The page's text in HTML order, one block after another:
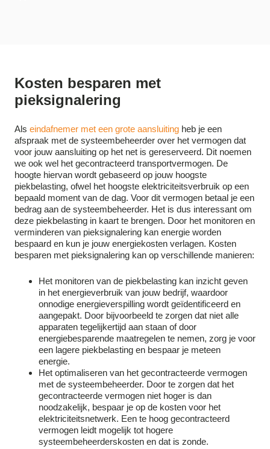
Kosten besparen met
pieksignalering
Als eindafnemer met een grote aansluiting heb je een
afspraak met de systeembeheerder over het vermogen dat
voor jouw aansluiting op het net is gereserveerd. Dit noemen
we ook wel het gecontracteerd transportvermogen. De
hoogte hiervan wordt gebaseerd op jouw hoogste
piekbelasting, ofwel het hoogste elektriciteitsverbruik op een
bepaald moment van de dag. Voor dit vermogen betaal je een
bedrag aan de systeembeheerder. Het is dus interessant om
deze piekbelasting in kaart te brengen. Door het monitoren en
verminderen van pieksignalering kan energie worden
bespaard en kun je jouw energiekosten verlagen. Kosten
besparen met pieksignalering kan op verschillende manieren:
Het monitoren van de piekbelasting kan inzicht geven
in het energieverbruik van jouw bedrijf, waardoor
onnodige energieverspilling wordt geïdentificeerd en
aangepakt. Door bijvoorbeeld te zorgen dat niet alle
apparaten tegelijkertijd aan staan of door
energiebesparende maatregelen te nemen, zorg je voor
een lagere piekbelasting en bespaar je meteen
energie.
Het optimaliseren van het gecontracteerde vermogen
met de systeembeheerder. Door te zorgen dat het
gecontracteerde vermogen niet hoger is dan
noodzakelijk, bespaar je op de kosten voor het
elektriciteitsnetwerk. Een te hoog gecontracteerd
vermogen leidt mogelijk tot hogere
systeembeheerderskosten en dat is zonde.